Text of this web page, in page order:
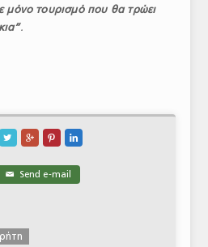
μόνο τουρισμό που θα τρώει
.
   
✉ Send e-mail